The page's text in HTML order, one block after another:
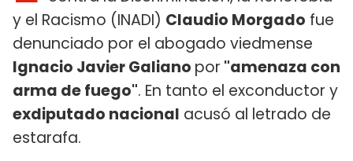
y el Racismo (INADI) Claudio Morgado fue
denunciado por el abogado viedmense
Ignacio Javier Galiano por "amenaza con
arma de fuego". En tanto el exconductor y
exdiputado nacional acusó al letrado de
estarafa.